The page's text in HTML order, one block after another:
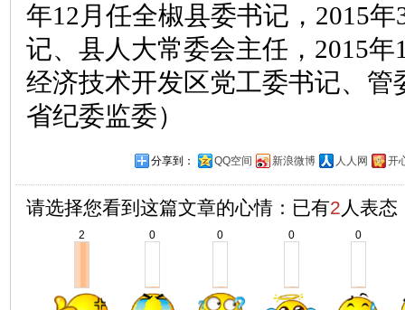
年12月任全椒县委书记，2015
记、县人大常委会主任，2015
经济技术开发区党工委书记、管
省纪委监委）
分享到： QQ空间 新浪微博 人人网 开
请选择您看到这篇文章的心情：已有2 人表态
2 0 0 0 0